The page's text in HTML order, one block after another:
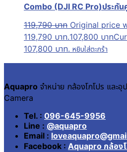
Combo (DJI RC Pro)ประกัน
119,790บาท Original price
119,790 บาท.107,800 บาท
107,800 บาท. หยิบใส่ตะกร้า
Aquapro จำหน่าย กล้องโกโปร แล
Camera
Tel. : 096-645-9956
Line : @aquapro
Email :
Facebook : Aquapro กล้อง